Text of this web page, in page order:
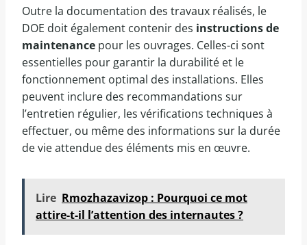
Outre la documentation des travaux réalisés, le
DOE doit également contenir des instructions de
maintenance pour les ouvrages. Celles-ci sont
essentielles pour garantir la durabilité et le
fonctionnement optimal des installations. Elles
peuvent inclure des recommandations sur
l’entretien régulier, les vérifications techniques à
effectuer, ou même des informations sur la durée
de vie attendue des éléments mis en œuvre.
Lire Rmozhazavizop : Pourquoi ce mot
attire-t-il l’attention des internautes ?